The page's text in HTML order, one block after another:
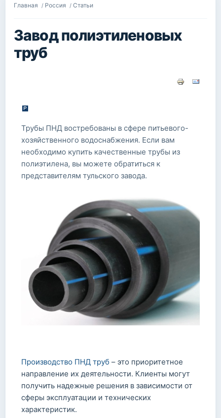
Вы здесь
Главная / Россия / Статьи
Завод полиэтиленовых
труб
Трубы ПНД востребованы в сфере питьевого-
хозяйственного водоснабжения. Если вам
необходимо купить качественные трубы из
полиэтилена, вы можете обратиться к
представителям тульского завода.
Производство ПНД труб – это приоритетное
направление их деятельности. Клиенты могут
получить надежные решения в зависимости от
сферы эксплуатации и технических
характеристик.